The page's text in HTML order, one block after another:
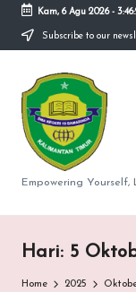
Skip
content
Kam, 6 Agu 2026-
Subscribe to our
S
M
A
N
e
g
er
Empowering Yourself,
Hari: 5
Home 2025